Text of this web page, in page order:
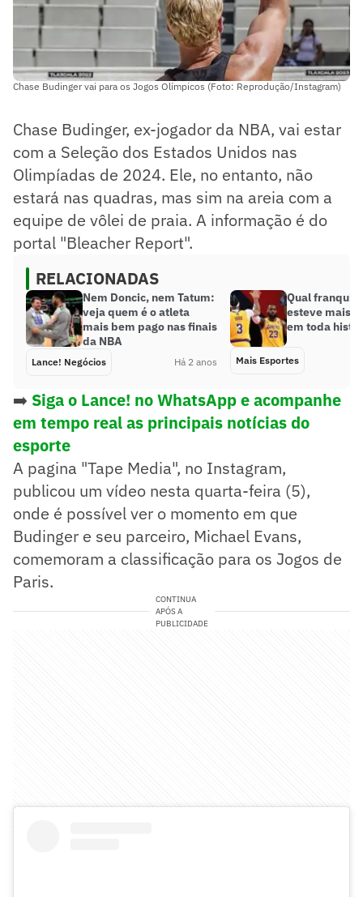
Chase Budinger vai para os Jogos Olímpicos (Foto: Reprodução/Instagram)
Chase Budinger, ex-jogador da NBA, vai estar
com a Seleção dos Estados Unidos nas
Olimpíadas de 2024. Ele, no entanto, não
estará nas quadras, mas sim na areia com a
equipe de vôlei de praia. A informação é do
portal "Bleacher Report".
RELACIONADAS
Nem Doncic, nem Tatum:
veja quem é o atleta
mais bem pago nas finais
da NBA
Lance! Negócios Há 2 anos
Qual franquia
esteve mais
em toda
Mais Esportes
➡️ Siga o Lance! no WhatsApp e acompanhe
em tempo real as principais notícias do
esporte
A pagina "Tape Media", no Instagram,
publicou um vídeo nesta quarta-feira (5),
onde é possível ver o momento em que
Budinger e seu parceiro, Michael Evans,
comemoram a classificação para os Jogos de
Paris.
CONTINUA
APÓS A
PUBLICIDADE